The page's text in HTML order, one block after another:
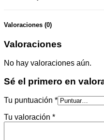
Valoraciones (0)
Valoraciones
No hay valoraciones aún.
Sé el primero en
Tu puntuación *
Tu valoración *